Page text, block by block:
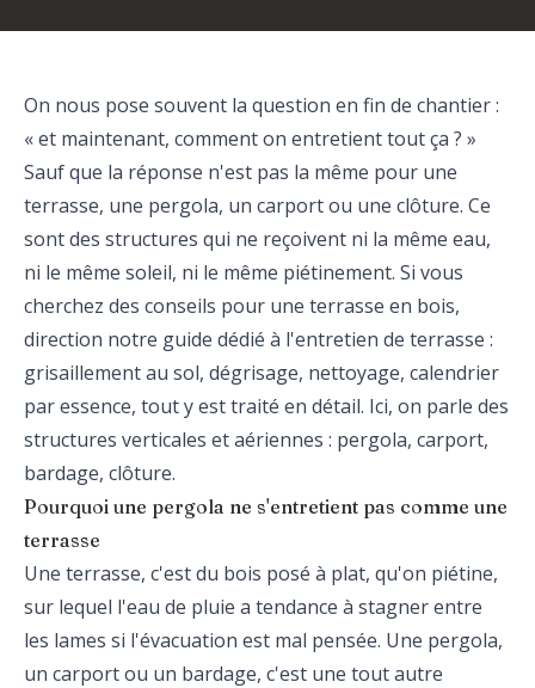
On nous pose souvent la question en fin de chantier :
« et maintenant, comment on entretient tout ça ? »
Sauf que la réponse n'est pas la même pour une
terrasse, une pergola, un carport ou une clôture. Ce
sont des structures qui ne reçoivent ni la même eau,
ni le même soleil, ni le même piétinement. Si vous
cherchez des conseils pour une terrasse en bois,
direction notre guide dédié à l'entretien de terrasse :
grisaillement au sol, dégrisage, nettoyage, calendrier
par essence, tout y est traité en détail. Ici, on parle des
structures verticales et aériennes : pergola, carport,
bardage, clôture.
Pourquoi une pergola ne s'entretient pas comme une
terrasse
Une terrasse, c'est du bois posé à plat, qu'on piétine,
sur lequel l'eau de pluie a tendance à stagner entre
les lames si l'évacuation est mal pensée. Une pergola,
un carport ou un bardage, c'est une tout autre